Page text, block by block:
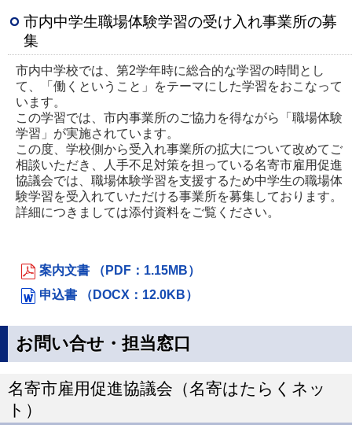
市内中学生職場体験学習の受け入れ事業所の募
集
市内中学校では、第2学年時に総合的な学習の時間とし
て、「働くということ」をテーマにした学習をおこなって
います。
この学習では、市内事業所のご協力を得ながら「職場体験
学習」が実施されています。
この度、学校側から受入れ事業所の拡大について改めてご
相談いただき、人手不足対策を担っている名寄市雇用促進
協議会では、職場体験学習を支援するため中学生の職場体
験学習を受入れていただける事業所を募集しております。
詳細につきましては添付資料をご覧ください。
案内文書 （PDF：1.15MB）
申込書 （DOCX：12.0KB）
お問い合せ・担当窓口
名寄市雇用促進協議会（名寄はたらくネッ
ト）